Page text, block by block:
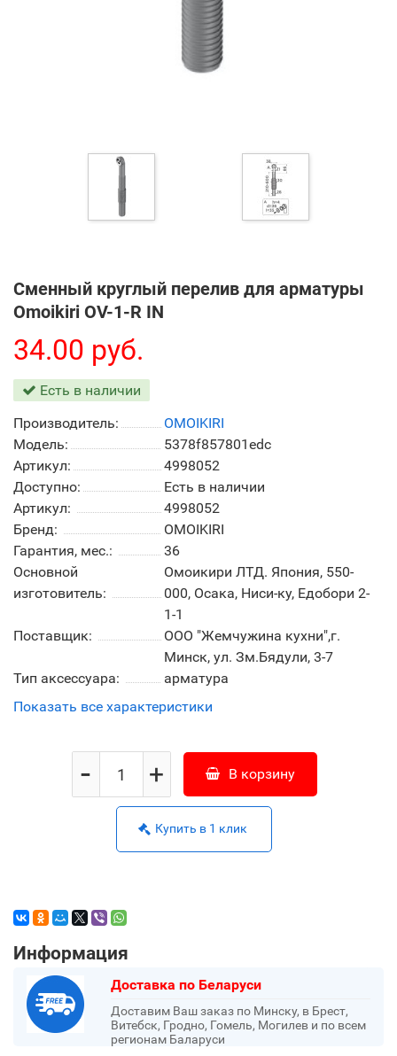
Сменный круглый перелив для арматуры
Omoikiri OV-1-R IN
34.00 руб.
Есть в наличии
Производитель:
OMOIKIRI
Модель:
5378f857801edc
Артикул:
4998052
Доступно:
Есть в наличии
Артикул:
4998052
Бренд:
OMOIKIRI
Гарантия, мес.:
36
Основной
изготовитель:
Омоикири ЛТД. Япония, 550-
000, Осака, Ниси-ку, Едобори 2-
1-1
Поставщик:
ООО "Жемчужина кухни",г.
Минск, ул. Зм.Бядули, 3-7
Тип аксессуара:
арматура
Показать все характеристики
+
- В корзину
Купить в 1 клик
Информация
Доставка по Беларуси
Доставим Ваш заказ по Минску, в Брест,
Витебск, Гродно, Гомель, Могилев и по всем
регионам Баларуси